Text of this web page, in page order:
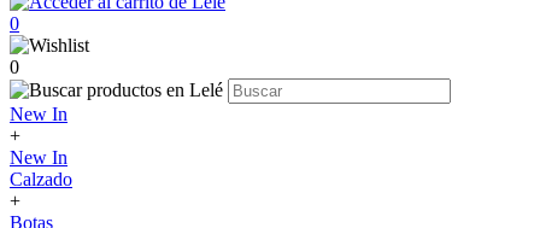
0
0
New In
+
New In
Calzado
+
Botas